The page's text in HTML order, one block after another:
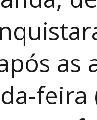
as
feira